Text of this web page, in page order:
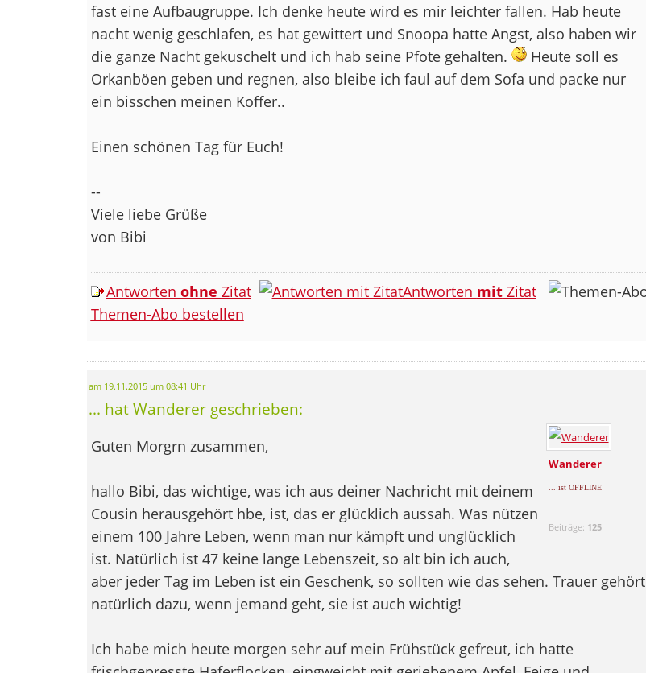
fast eine Aufbaugruppe. Ich denke heute wird es mir leichter fallen. Hab heute
nacht wenig geschlafen, es hat gewittert und Snoopa hatte Angst, also haben wir
die ganze Nacht gekuschelt und ich hab seine Pfote gehalten.
Heute soll es
Orkanböen geben und regnen, also bleibe ich faul auf dem Sofa und packe nur
ein bisschen meinen Koffer..
Einen schönen Tag für Euch!
--
Viele liebe Grüße
von Bibi
Antworten ohne Zitat Antworten mitZitat
Themen-Abo bestellen
am 19.11.2015 um 08:41 Uhr
... hat Wanderer geschrieben:
Wanderer
... ist OFFLINE
Beiträge: 125
Guten Morgrn zusammen,
hallo Bibi, das wichtige, was ich aus deiner Nachricht mit deinem
Cousin herausgehört hbe, ist, das er glücklich aussah. Was nützen
einem 100 Jahre Leben, wenn man nur kämpft und unglücklich
ist. Natürlich ist 47 keine lange Lebenszeit, so alt bin ich auch,
aber jeder Tag im Leben ist ein Geschenk, so sollten wie das sehen. Trauer gehört
natürlich dazu, wenn jemand geht, sie ist auch wichtig!
Ich habe mich heute morgen sehr auf mein Frühstück gefreut, ich hatte